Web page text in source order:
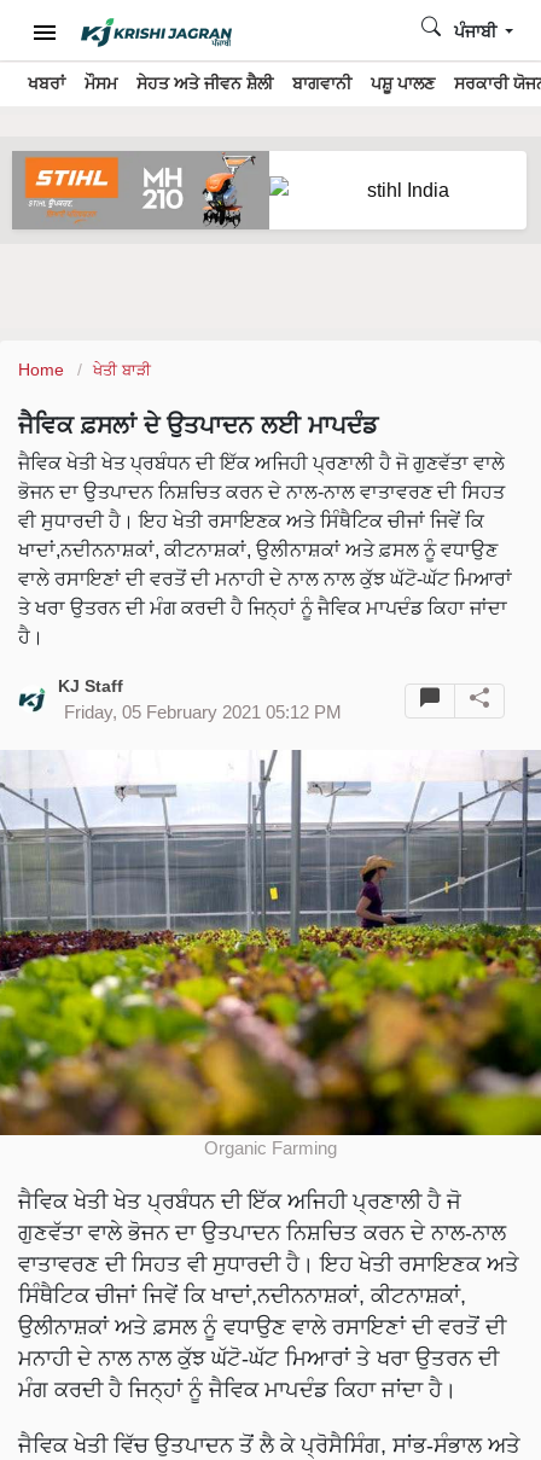
ਖਬਰਾਂ ਮੌਸਮ ਸੇਹਤ ਅਤੇ ਜੀਵਨ ਸ਼ੈਲੀ ਬਾਗਵਾਨੀ ਪਸ਼ੂ ਪਾਲਣ ਸਰਕਾਰੀ
ਪੰਜਾਬੀ
Home ਖੇਤੀ ਬਾੜੀ
ਜੈਵਿਕ ਫ਼ਸਲਾਂ ਦੇ ਉਤਪਾਦਨ ਲਈ ਮਾਪਦੰਡ
ਜੈਵਿਕ ਖੇਤੀ ਖੇਤ ਪ੍ਰਬੰਧਨ ਦੀ ਇੱਕ ਅਜਿਹੀ ਪ੍ਰਣਾਲੀ ਹੈ ਜੋ ਗੁਣਵੱਤਾ ਵਾਲੇ
ਭੋਜਨ ਦਾ ਉਤਪਾਦਨ ਨਿਸ਼ਚਿਤ ਕਰਨ ਦੇ ਨਾਲ-ਨਾਲ ਵਾਤਾਵਰਣ ਦੀ ਸਿਹਤ
ਵੀ ਸੁਧਾਰਦੀ ਹੈ। ਇਹ ਖੇਤੀ ਰਸਾਇਣਕ ਅਤੇ ਸਿੰਥੈਟਿਕ ਚੀਜਾਂ ਜਿਵੇਂ ਕਿ
ਖਾਦਾਂ,ਨਦੀਨਨਾਸ਼ਕਾਂ, ਕੀਟਨਾਸ਼ਕਾਂ, ਉਲੀਨਾਸ਼ਕਾਂ ਅਤੇ ਫ਼ਸਲ ਨੂੰ ਵਧਾਉਣ
ਵਾਲੇ ਰਸਾਇਣਾਂ ਦੀ ਵਰਤੋਂ ਦੀ ਮਨਾਹੀ ਦੇ ਨਾਲ ਨਾਲ ਕੁੱਝ ਘੱਟੋ-ਘੱਟ ਮਿਆਰਾਂ
ਤੇ ਖਰਾ ਉਤਰਨ ਦੀ ਮੰਗ ਕਰਦੀ ਹੈ ਜਿਨ੍ਹਾਂ ਨੂੰ ਜੈਵਿਕ ਮਾਪਦੰਡ ਕਿਹਾ ਜਾਂਦਾ
ਹੈ।
KJ Staff
Friday, 05 February 2021 05:12 PM
Organic Farming
ਜੈਵਿਕ ਖੇਤੀ ਖੇਤ ਪ੍ਰਬੰਧਨ ਦੀ ਇੱਕ ਅਜਿਹੀ ਪ੍ਰਣਾਲੀ ਹੈ ਜੋ
ਗੁਣਵੱਤਾ ਵਾਲੇ ਭੋਜਨ ਦਾ ਉਤਪਾਦਨ ਨਿਸ਼ਚਿਤ ਕਰਨ ਦੇ ਨਾਲ-ਨਾਲ
ਵਾਤਾਵਰਣ ਦੀ ਸਿਹਤ ਵੀ ਸੁਧਾਰਦੀ ਹੈ। ਇਹ ਖੇਤੀ ਰਸਾਇਣਕ ਅਤੇ
ਸਿੰਥੈਟਿਕ ਚੀਜਾਂ ਜਿਵੇਂ ਕਿ ਖਾਦਾਂ,ਨਦੀਨਨਾਸ਼ਕਾਂ, ਕੀਟਨਾਸ਼ਕਾਂ,
ਉਲੀਨਾਸ਼ਕਾਂ ਅਤੇ ਫ਼ਸਲ ਨੂੰ ਵਧਾਉਣ ਵਾਲੇ ਰਸਾਇਣਾਂ ਦੀ ਵਰਤੋਂ ਦੀ
ਮਨਾਹੀ ਦੇ ਨਾਲ ਨਾਲ ਕੁੱਝ ਘੱਟੋ-ਘੱਟ ਮਿਆਰਾਂ ਤੇ ਖਰਾ ਉਤਰਨ ਦੀ
ਮੰਗ ਕਰਦੀ ਹੈ ਜਿਨ੍ਹਾਂ ਨੂੰ ਜੈਵਿਕ ਮਾਪਦੰਡ ਕਿਹਾ ਜਾਂਦਾ ਹੈ।
ਜੈਵਿਕ ਖੇਤੀ ਵਿੱਚ ਉਤਪਾਦਨ ਤੋਂ ਲੈ ਕੇ ਪ੍ਰੋਸੈਸਿੰਗ, ਸਾਂਭ-ਸੰਭਾਲ ਅਤੇ